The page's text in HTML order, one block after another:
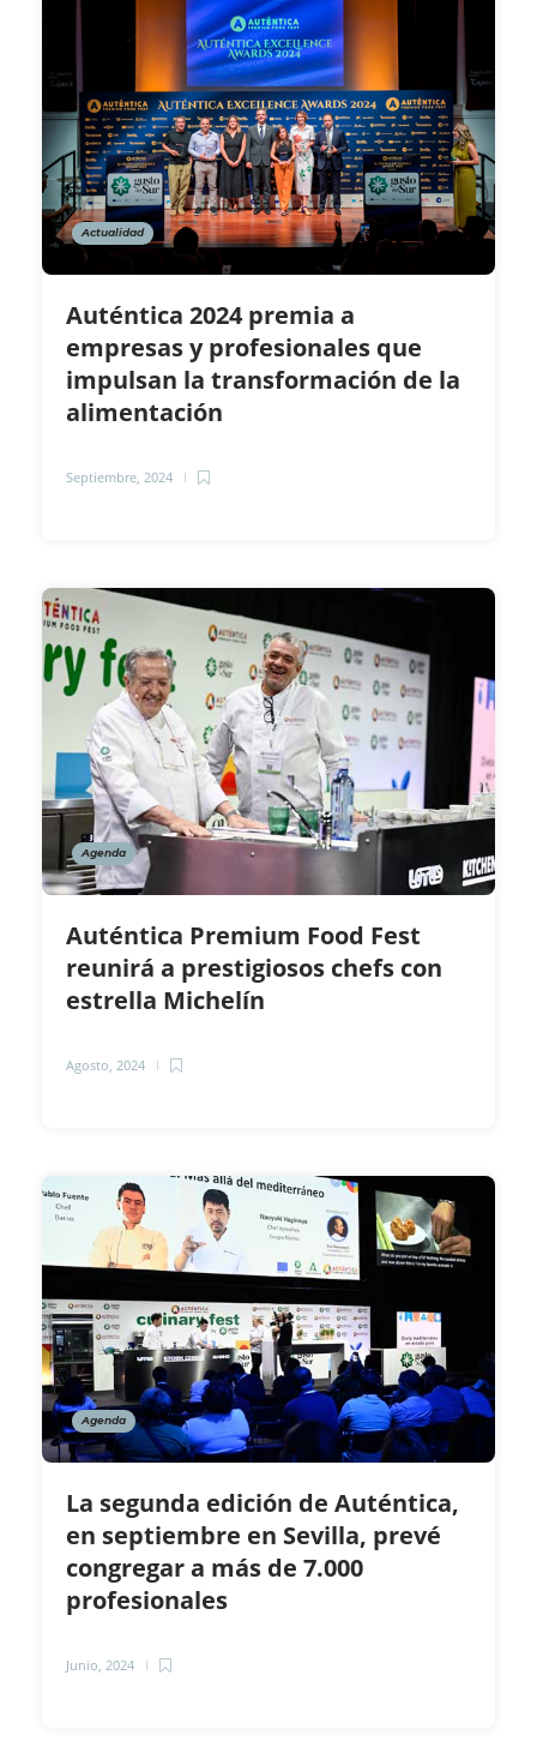
Actualidad
Auténtica 2024 premia a
empresas y profesionales que
impulsan la transformación de la
alimentación
Septiembre, 2024
Agenda
Auténtica Premium Food Fest
reunirá a prestigiosos chefs con
estrella Michelín
Agosto, 2024
Agenda
La segunda edición de Auténtica,
en septiembre en Sevilla, prevé
congregar a más de 7.000
profesionales
Junio, 2024